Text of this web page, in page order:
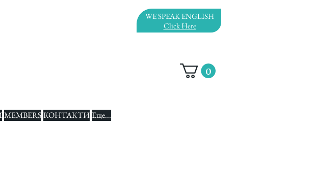
WE SPEAK ENGLISH
Click Here
0
MEMBERS КОНТАКТИ Еще...